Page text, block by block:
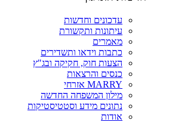
עדכונים וחדשות
עיתונות ותקשורת
מאמרים
כתבות וידאו ותשדירים
הצעות חוק, חקיקה ובג"ץ
כנסים והרצאות
MARRY אזרחי
מילון המשפחה החדשה
נתונים מידע וסטטיסטיקות
אודות